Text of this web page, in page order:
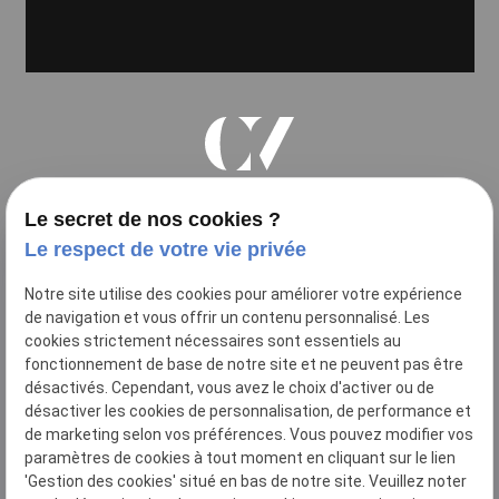
Avocat à la Cour
place
10 Allée Paul Sabatier
31000TOULOUSE
phone 05 61 23 20 91
Le secret de nos cookies ?
Le respect de votre vie privée
Notre site utilise des cookies pour améliorer votre expérience
de navigation et vous offrir un contenu personnalisé. Les
cookies strictement nécessaires sont essentiels au
fonctionnement de base de notre site et ne peuvent pas être
désactivés. Cependant, vous avez le choix d'activer ou de
désactiver les cookies de personnalisation, de performance et
de marketing selon vos préférences. Vous pouvez modifier vos
paramètres de cookies à tout moment en cliquant sur le lien
'Gestion des cookies' situé en bas de notre site. Veuillez noter